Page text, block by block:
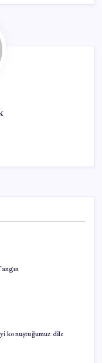
konuştuğumuz dile